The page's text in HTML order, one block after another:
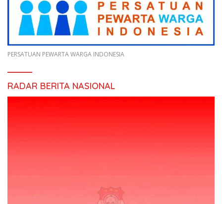
PERSATUAN PEWARTA WARGA INDONESIA
RADAR BERITA NASIONAL